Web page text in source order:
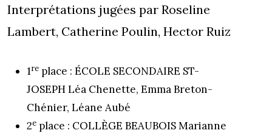
Interprétations jugées par Roseline
Lambert, Catherine Poulin, Hector Ruiz
1re place : ÉCOLE SECONDAIRE ST-
JOSEPH Léa Chenette, Emma Breton-
Chénier, Léane Aubé
2e place : COLLÈGE BEAUBOIS Marianne